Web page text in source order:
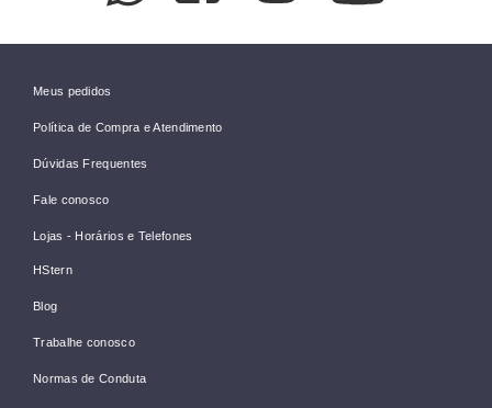
Meus pedidos
Política de Compra e Atendimento
Dúvidas Frequentes
Fale conosco
Lojas - Horários e Telefones
HStern
Blog
Trabalhe conosco
Normas de Conduta